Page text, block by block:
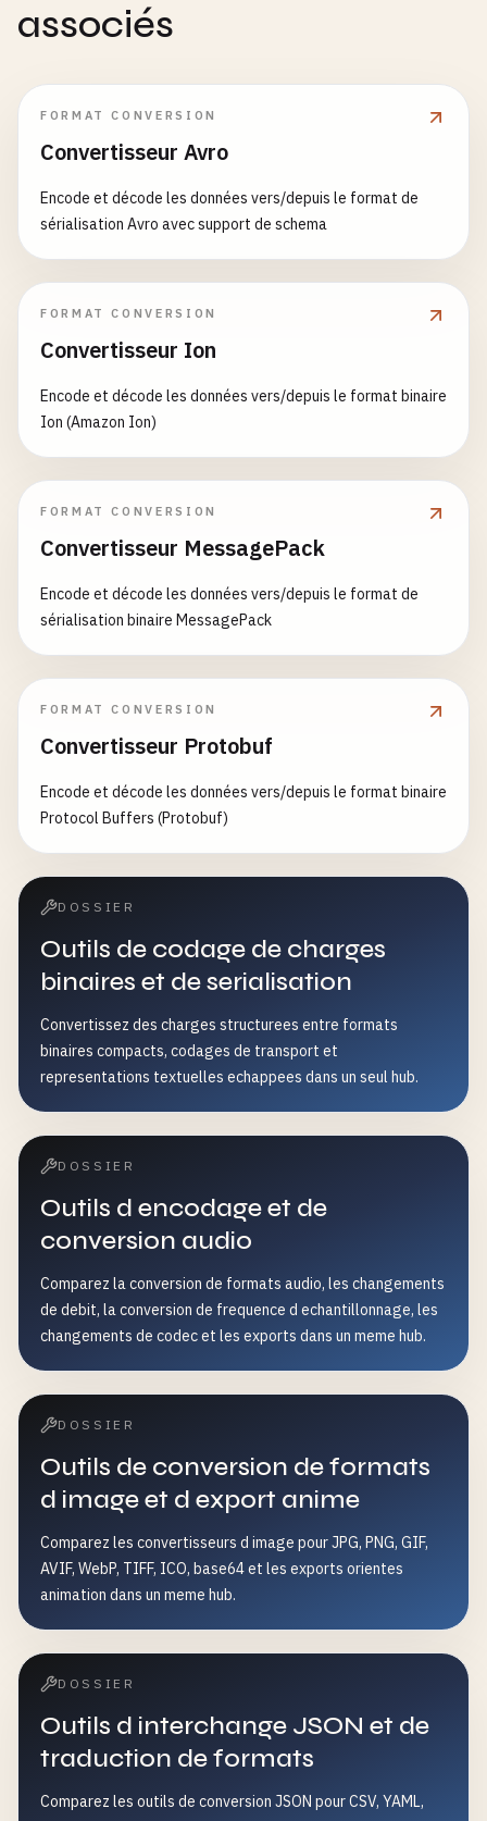
associés
FORMAT CONVERSION
Convertisseur Avro
Encode et décode les données vers/depuis le format de
sérialisation Avro avec support de schema
FORMAT CONVERSION
Convertisseur Ion
Encode et décode les données vers/depuis le format binaire
Ion (Amazon Ion)
FORMAT CONVERSION
Convertisseur MessagePack
Encode et décode les données vers/depuis le format de
sérialisation binaire MessagePack
FORMAT CONVERSION
Convertisseur Protobuf
Encode et décode les données vers/depuis le format binaire
Protocol Buffers (Protobuf)
DOSSIER
Outils de codage de charges
binaires et de serialisation
Convertissez des charges structurees entre formats
binaires compacts, codages de transport et
representations textuelles echappees dans un seul hub.
DOSSIER
Outils d encodage et de
conversion audio
Comparez la conversion de formats audio, les changements
de debit, la conversion de frequence d echantillonnage, les
changements de codec et les exports dans un meme hub.
DOSSIER
Outils de conversion de formats
d image et d export anime
Comparez les convertisseurs d image pour JPG, PNG, GIF,
AVIF, WebP, TIFF, ICO, base64 et les exports orientes
animation dans un meme hub.
DOSSIER
Outils d interchange JSON et de
traduction de formats
Comparez les outils de conversion JSON pour CSV, YAML,